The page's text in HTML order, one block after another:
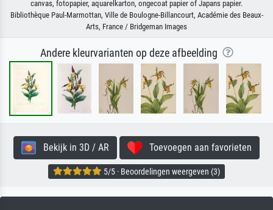
canvas, fotopapier, aquarelkarton, ongecoat papier of Japans papier.
Bibliothèque Paul-Marmottan, Ville de Boulogne-Billancourt, Académie des Beaux-
Arts, France / Bridgeman Images
Andere kleurvarianten op deze afbeelding
Bekijk in 3D / AR Toevoegen aan favorieten
5/5 · Beoordelingen weergeven (3)